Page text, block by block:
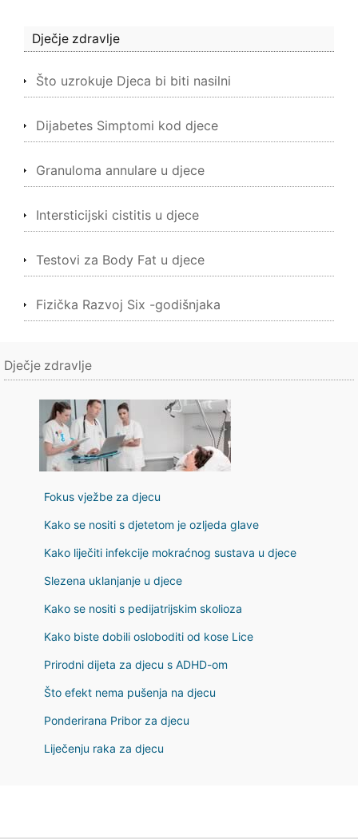
Dječje zdravlje
Što uzrokuje Djeca bi biti nasilni
Dijabetes Simptomi kod djece
Granuloma annulare u djece
Intersticijski cistitis u djece
Testovi za Body Fat u djece
Fizička Razvoj Six -godišnjaka
Dječje zdravlje
Fokus vježbe za djecu
Kako se nositi s djetetom je ozljeda glave
Kako liječiti infekcije mokraćnog sustava u djece
Slezena uklanjanje u djece
Kako se nositi s pedijatrijskim skolioza
Kako biste dobili osloboditi od kose Lice
Prirodni dijeta za djecu s ADHD-om
Što efekt nema pušenja na djecu
Ponderirana Pribor za djecu
Liječenju raka za djecu